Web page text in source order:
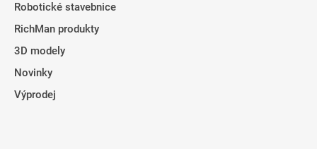
Robotické stavebnice
RichMan produkty
3D modely
Novinky
Výprodej